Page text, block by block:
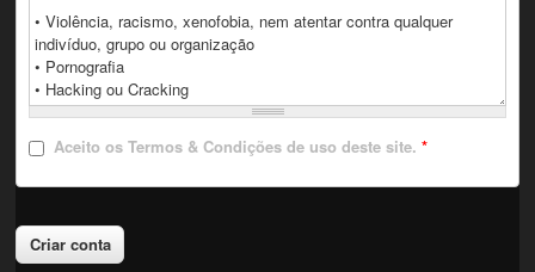
Aceito os Termos & Condições de uso deste site.*